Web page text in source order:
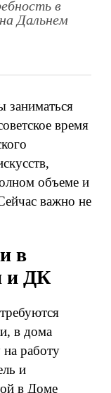
в
Дальнем
заниматься
время
объеме и
важно не
в
и ДК
в дома
работу
и
в Доме